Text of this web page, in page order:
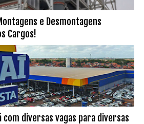
e Desmontagens
Cargos!
com diversas vagas para diversas